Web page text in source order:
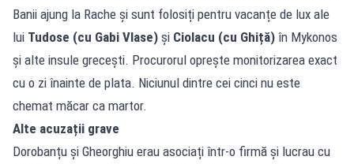
Banii ajung la Rache și sunt folosiți pentru vacanțe de lux ale
lui Tudose (cu Gabi Vlase) și Ciolacu (cu Ghiță) în Mykonos
și alte insule grecești. Procurorul oprește monitorizarea exact
cu o zi înainte de plata. Niciunul dintre cei cinci nu este
chemat măcar ca martor.
Alte acuzații grave
Dorobanțu și Gheorghiu erau asociați într-o firmă și lucrau cu